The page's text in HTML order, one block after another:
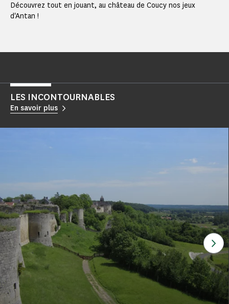
Découvrez tout en jouant, au château de Coucy nos jeux
d'Antan !
LES INCONTOURNABLES
En savoir plus